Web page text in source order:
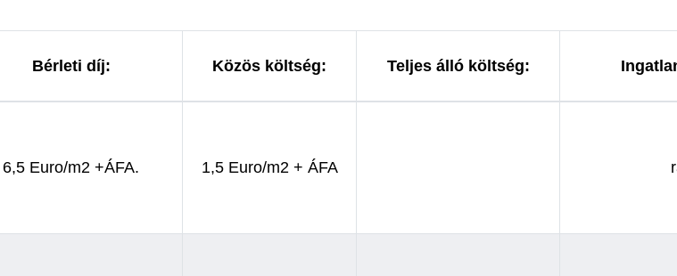
Bérleti díj: Közös költség: Teljes álló költség:
6,5 Euro/m2 +ÁFA. 1,5 Euro/m2 + ÁFA